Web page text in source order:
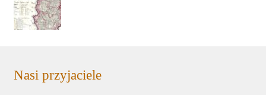
Nasi przyjaciele